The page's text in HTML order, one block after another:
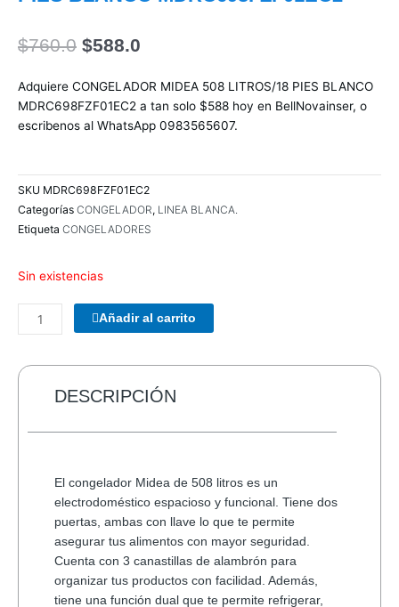
$760.0 El
original
era:
$760.0.
$588.0
actual
es:
$588.0.
Adquiere CONGELADOR MIDEA 508 LITROS/18 PIES BLANCO
MDRC698FZF01EC2 a tan solo $588 hoy en BellNovainser, o
escribenos al WhatsApp 0983565607.
SKU MDRC698FZF01EC2
Categorías CONGELADOR, LINEA BLANCA.
Etiqueta CONGELADORES
Sin existencias
COMBO
TECLADO/MOUSE
178990
INALAMBRICO
Añadir al carrito
DESCRIPCIÓN
El congelador Midea de 508 litros es un
electrodoméstico espacioso y funcional. Tiene dos
puertas, ambas con llave lo que te permite
asegurar tus alimentos con mayor seguridad.
Cuenta con 3 canastillas de alambrón para
organizar tus productos con facilidad. Además,
tiene una función dual que te permite refrigerar,